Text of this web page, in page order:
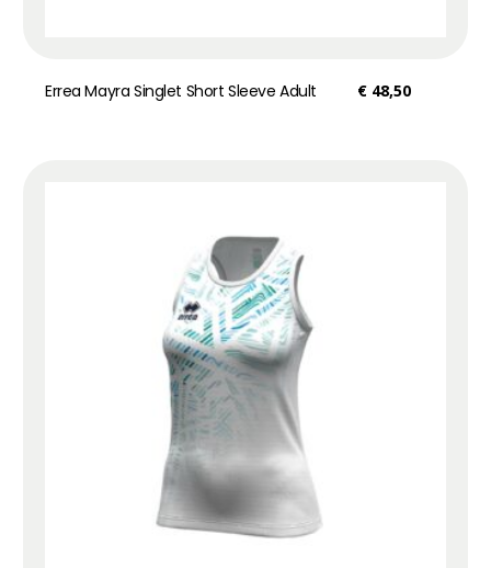
Errea Mayra Singlet Short Sleeve Adult €48,50